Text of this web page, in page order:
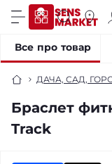
ДАЧА, САД,
Браслет
Track
Все про товар